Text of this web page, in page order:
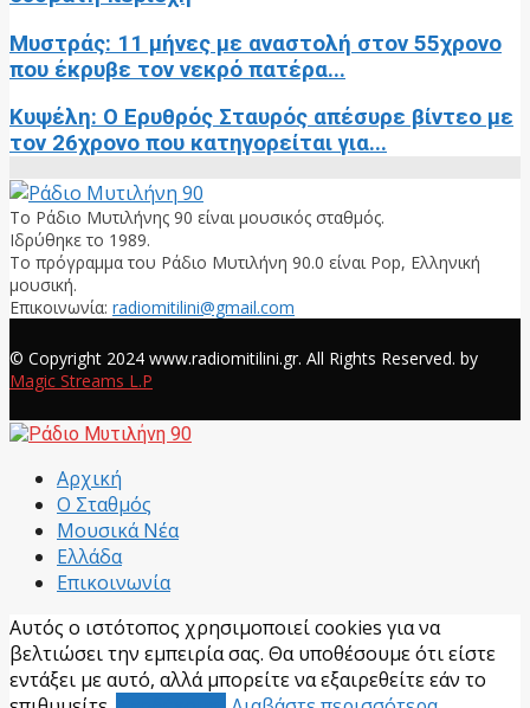
Μυστράς: 11 μήνες με αναστολή στον 55χρονο
που έκρυβε τον νεκρό πατέρα...
Κυψέλη: Ο Ερυθρός Σταυρός απέσυρε βίντεο με
τον 26χρονο που κατηγορείται για...
Το Ράδιο Μυτιλήνης 90 είναι μουσικός σταθμός.
Ιδρύθηκε το 1989.
Το πρόγραμμα του Ράδιο Μυτιλήνη 90.0 είναι Pop, Ελληνική
μουσική.
Επικοινωνία: radiomitilini@gmail.com
© Copyright 2024 www.radiomitilini.gr. All Rights Reserved. by
Magic Streams L.P
Αρχική
Ο Σταθμός
Μουσικά Νέα
Ελλάδα
Επικοινωνία
Αυτός ο ιστότοπος χρησιμοποιεί cookies για να
βελτιώσει την εμπειρία σας. Θα υποθέσουμε ότι είστε
εντάξει με αυτό, αλλά μπορείτε να εξαιρεθείτε εάν το